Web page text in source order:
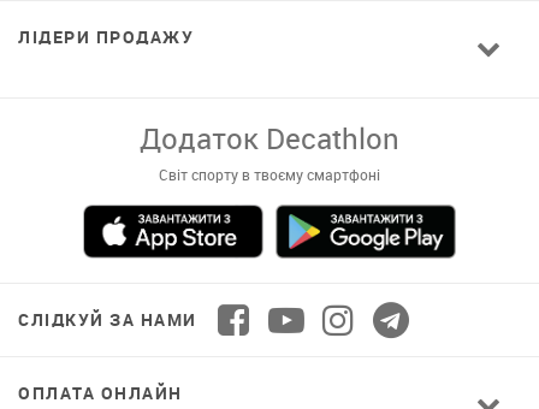
ЛІДЕРИ ПРОДАЖУ
Додаток Decathlon
Світ спорту в твоєму смартфоні
СЛІДКУЙ ЗА НАМИ
ОПЛАТА ОНЛАЙН